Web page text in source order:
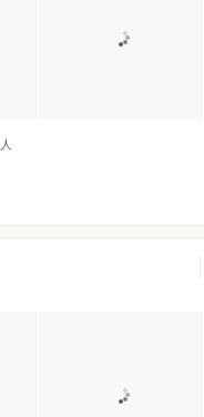
人